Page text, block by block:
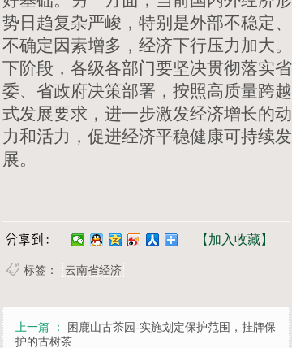
势日趋复杂严峻，特别是外部不稳定、
不确定因素增多，经济下行压力加大。
下阶段，各级各部门要坚决贯彻落实省
委、省政府决策部署，按照高质量跨越
式发展要求，进一步激发经济增长的动
力和活力，促进经济平稳健康可持续发
展。
【加入收藏】
标签： 云南省经济
上一篇 ： 困鹿山古茶园-实施划定保护范围，挂牌保
护的古树茶